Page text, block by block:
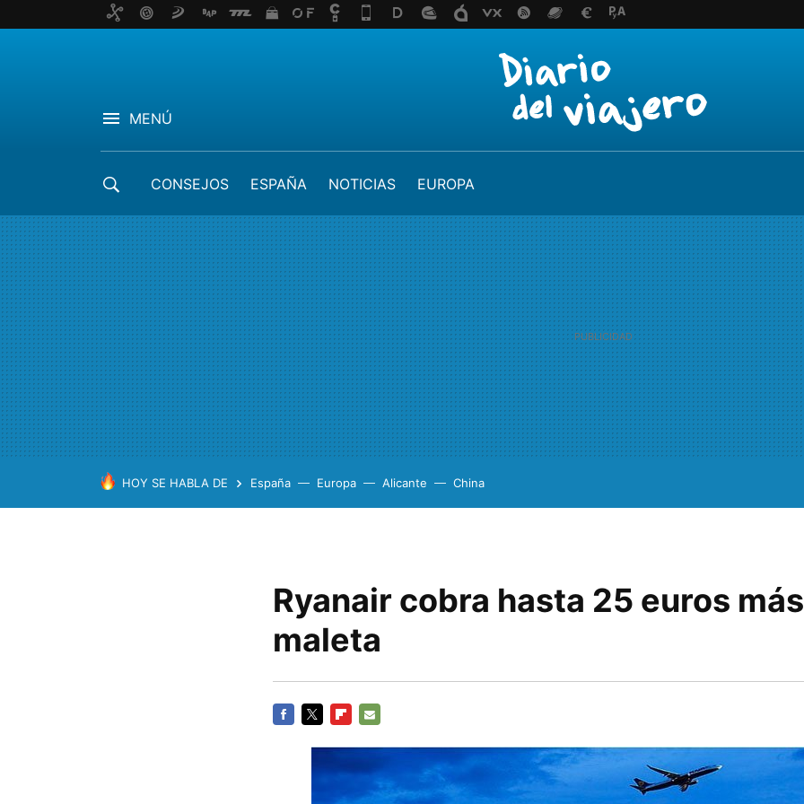
MENÚ
CONSEJOS ESPAÑA NOTICIAS EUROPA
HOY SE HABLA DE España Europa Alicante China
Ryanair cobra hasta 25 euros
maleta